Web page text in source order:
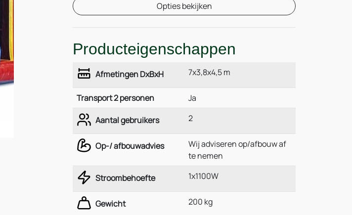
Opties bekijken
Producteigenschappen
Afmetingen DxBxH 7x3,8x4,5 m
Transport 2 personen Ja
Aantal gebruikers 2
Op-/ afbouwadvies
Wij adviseren op/afbouw af
te nemen
Stroombehoefte 1x1100W
Gewicht 200 kg